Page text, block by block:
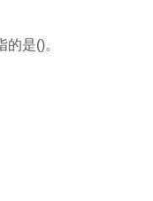
是()。